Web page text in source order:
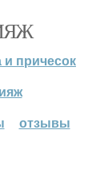
причесок
отзывы